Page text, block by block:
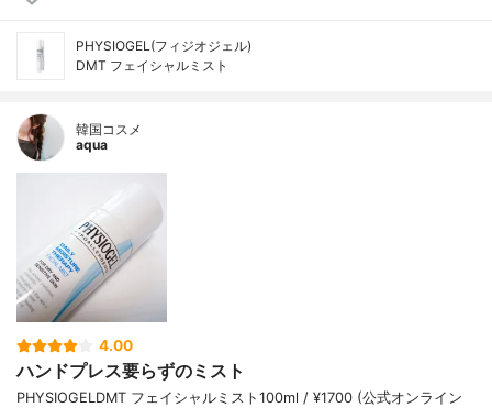
PHYSIOGEL(フィジオジェル)
DMT フェイシャルミスト
韓国コスメ
aqua
4.00
ハンドプレス要らずのミスト
PHYSIOGELDMT フェイシャルミスト100ml / ¥1700 (公式オンライン